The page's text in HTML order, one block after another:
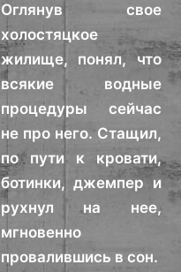
Оглянув свое
холостяцкое
жилище, понял, что
всякие водные
процедуры сейчас
не про него. Стащил,
по пути к кровати,
ботинки, джемпер и
рухнул на нее,
мгновенно
провалившись в сон.